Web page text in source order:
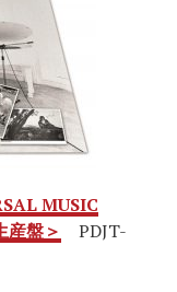
MUSIC
産盤＞
PDJT-